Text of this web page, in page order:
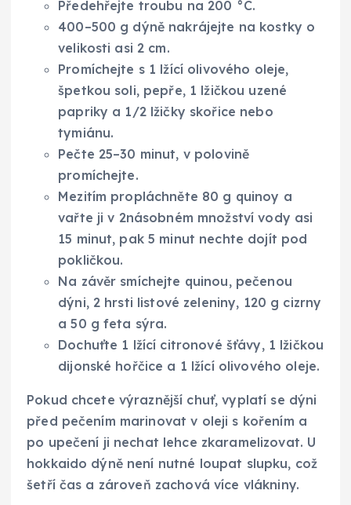
Předehřejte troubu na 200 °C.
400–500 g dýně nakrájejte na kostky o
velikosti asi 2 cm.
Promíchejte s 1 lžící olivového oleje,
špetkou soli, pepře, 1 lžičkou uzené
papriky a 1/2 lžičky skořice nebo
tymiánu.
Pečte 25–30 minut, v polovině
promíchejte.
Mezitím propláchněte 80 g quinoy a
vařte ji v 2násobném množství vody asi
15 minut, pak 5 minut nechte dojít pod
pokličkou.
Na závěr smíchejte quinou, pečenou
dýni, 2 hrsti listové zeleniny, 120 g cizrny
a 50 g feta sýra.
Dochuťte 1 lžící citronové šťávy, 1 lžičkou
dijonské hořčice a 1 lžící olivového oleje.
Pokud chcete výraznější chuť, vyplatí se dýni
před pečením marinovat v oleji s kořením a
po upečení ji nechat lehce zkaramelizovat. U
hokkaido dýně není nutné loupat slupku, což
šetří čas a zároveň zachová více vlákniny.